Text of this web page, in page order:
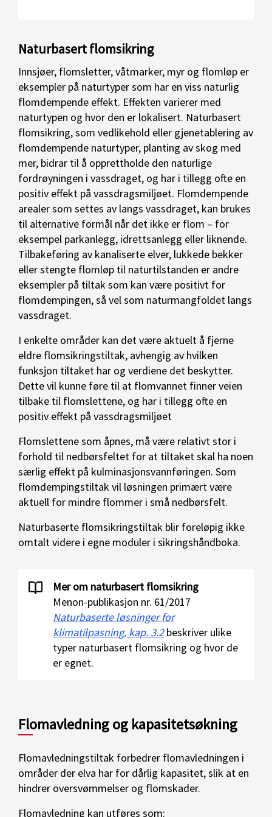
Naturbasert flomsikring
Innsjøer, flomsletter, våtmarker, myr og flomløp er
eksempler på naturtyper som har en viss naturlig
flomdempende effekt. Effekten varierer med
naturtypen og hvor den er lokalisert. Naturbasert
flomsikring, som vedlikehold eller gjenetablering av
flomdempende naturtyper, planting av skog med
mer, bidrar til å opprettholde den naturlige
fordrøyningen i vassdraget, og har i tillegg ofte en
positiv effekt på vassdragsmiljøet. Flomdempende
arealer som settes av langs vassdraget, kan brukes
til alternative formål når det ikke er flom – for
eksempel parkanlegg, idrettsanlegg eller liknende.
Tilbakeføring av kanaliserte elver, lukkede bekker
eller stengte flomløp til naturtilstanden er andre
eksempler på tiltak som kan være positivt for
flomdempingen, så vel som naturmangfoldet langs
vassdraget.
I enkelte områder kan det være aktuelt å fjerne
eldre flomsikringstiltak, avhengig av hvilken
funksjon tiltaket har og verdiene det beskytter.
Dette vil kunne føre til at flomvannet finner veien
tilbake til flomslettene, og har i tillegg ofte en
positiv effekt på vassdragsmiljøet
Flomslettene som åpnes, må være relativt stor i
forhold til nedbørsfeltet for at tiltaket skal ha noen
særlig effekt på kulminasjonsvannføringen. Som
flomdempingstiltak vil løsningen primært være
aktuell for mindre flommer i små nedbørsfelt.
Naturbaserte flomsikringstiltak blir foreløpig ikke
omtalt videre i egne moduler i sikringshåndboka.
Mer om naturbasert flomsikring
Menon-publikasjon nr. 61/2017
Naturbaserte løsninger for
klimatilpasning, kap. 3.2beskriver ulike
typer naturbasert flomsikring og hvor de
er egnet.
Flomavledning og kapasitetsøkning
Flomavledningstiltak forbedrer flomavledningen i
områder der elva har for dårlig kapasitet, slik at en
hindrer oversvømmelser og flomskader.
Flomavledning kan utføres som: